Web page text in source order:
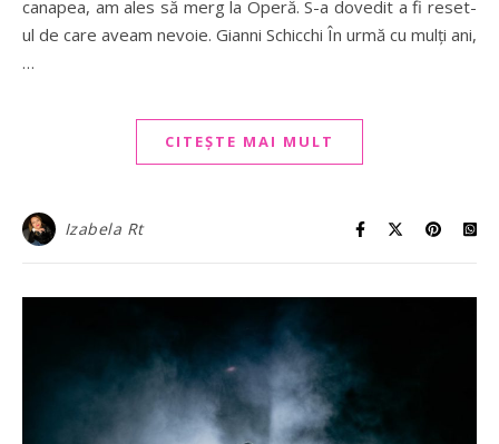
canapea, am ales să merg la Operă. S-a dovedit a fi reset-
ul de care aveam nevoie. Gianni Schicchi În urmă cu mulți ani,
…
CITEȘTE MAI MULT
Izabela Rt